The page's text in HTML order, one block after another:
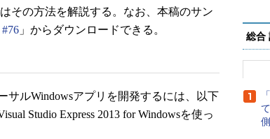
その方法を解説する。なお、本稿のサン
#76 」からダウンロードできる。
ルWindowsアプリを開発するには、以下
Studio Express 2013 for Windowsを使っ
総合